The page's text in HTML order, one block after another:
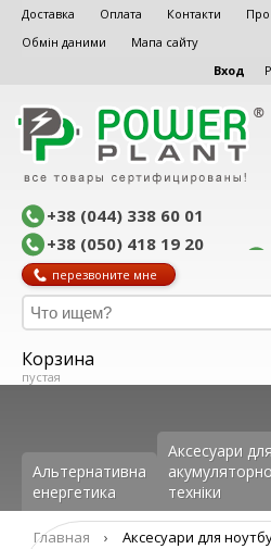
Доставка Оплата Контакти
Обмін даними
Мапа сайту
Вход
+38 (044) 338 60 01
+38 (050) 418 19 20
перезвоните мне
Корзина
пустая
Альтернативна
енергетика
Аксесуари для
техніки
Главная ›
Аксесуари для